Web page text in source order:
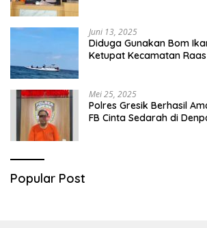
Juni 13, 2025
Diduga Gunakan Bom
Ketupat Kecamatan
Mei 25, 2025
Polres Gresik Berhasil
FB Cinta Sedarah di
Popular Post